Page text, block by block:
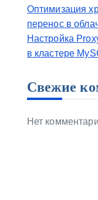
Оптимизация
перенос в
Настройка
в кластере
Свежие
Нет